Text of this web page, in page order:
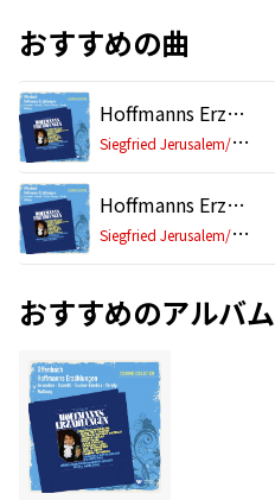
おすすめの曲
Hoffmanns Erzählungen - Oper in drei Akten, einem Vor- und einem Nachspiel (Gesamtaufnahme in deutscher Sprache), 2. Akt: Nr. 14 Rezitativ & Lied: Genug! Nicht süße Tändelei
S
iegfried Jerusalem/Chor des Bayerischen Rundfunks/Münchner Rundfunkorchester/Heinz Wallberg
Hoffmanns Erzählungen - Oper in drei Akten, einem Vor- und einem Nachspiel (Gesamtaufnahme in deutscher Sprache), 2. Akt: Die Liebe für's Leben ist nur ein Wahn!
S
iegfried Jerusalem/Chor des Bayerischen Rundfunks/Münchner Rundfunkorchester/Heinz Wallberg
おすすめのアルバム